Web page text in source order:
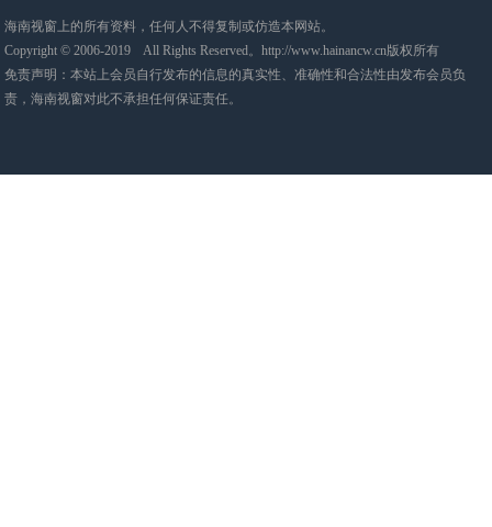
海南视窗上的所有资料，任何人不得复制或仿造本网站。
Copyright © 2006-2019 All Rights Reserved。http://www.hainancw.cn版权所有
免责声明：本站上会员自行发布的信息的真实性、准确性和合法性由发布会员负
责，海南视窗对此不承担任何保证责任。